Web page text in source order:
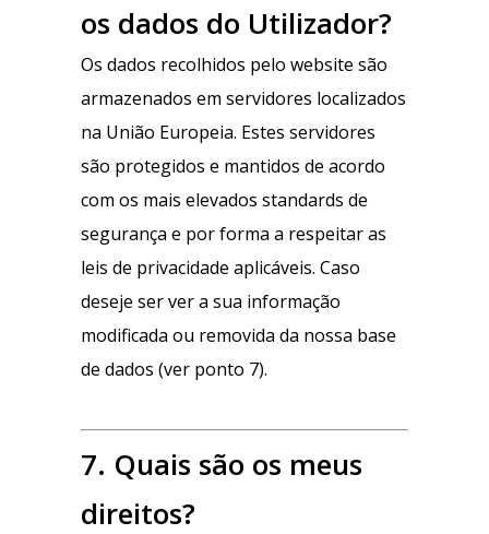
os dados do Utilizador?
Os dados recolhidos pelo website são
armazenados em servidores localizados
na União Europeia. Estes servidores
são protegidos e mantidos de acordo
com os mais elevados standards de
segurança e por forma a respeitar as
leis de privacidade aplicáveis. Caso
deseje ser ver a sua informação
modificada ou removida da nossa base
de dados (ver ponto 7).
7. Quais são os meus
direitos?